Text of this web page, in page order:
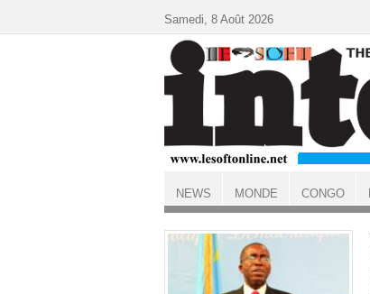
ACCUEIL
Samedi, 8 Août 2026
NEWS MONDE CONGO